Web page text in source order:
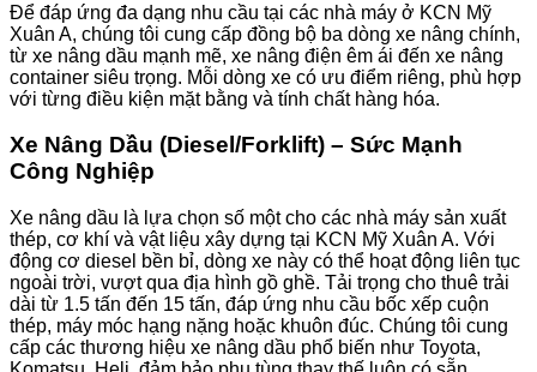
Để đáp ứng đa dạng nhu cầu tại các nhà máy ở KCN Mỹ
Xuân A, chúng tôi cung cấp đồng bộ ba dòng xe nâng chính,
từ xe nâng dầu mạnh mẽ, xe nâng điện êm ái đến xe nâng
container siêu trọng. Mỗi dòng xe có ưu điểm riêng, phù hợp
với từng điều kiện mặt bằng và tính chất hàng hóa.
Xe Nâng Dầu (Diesel/Forklift) – Sức Mạnh
Công Nghiệp
Xe nâng dầu là lựa chọn số một cho các nhà máy sản xuất
thép, cơ khí và vật liệu xây dựng tại KCN Mỹ Xuân A. Với
động cơ diesel bền bỉ, dòng xe này có thể hoạt động liên tục
ngoài trời, vượt qua địa hình gồ ghề. Tải trọng cho thuê trải
dài từ 1.5 tấn đến 15 tấn, đáp ứng nhu cầu bốc xếp cuộn
thép, máy móc hạng nặng hoặc khuôn đúc. Chúng tôi cung
cấp các thương hiệu xe nâng dầu phổ biến như Toyota,